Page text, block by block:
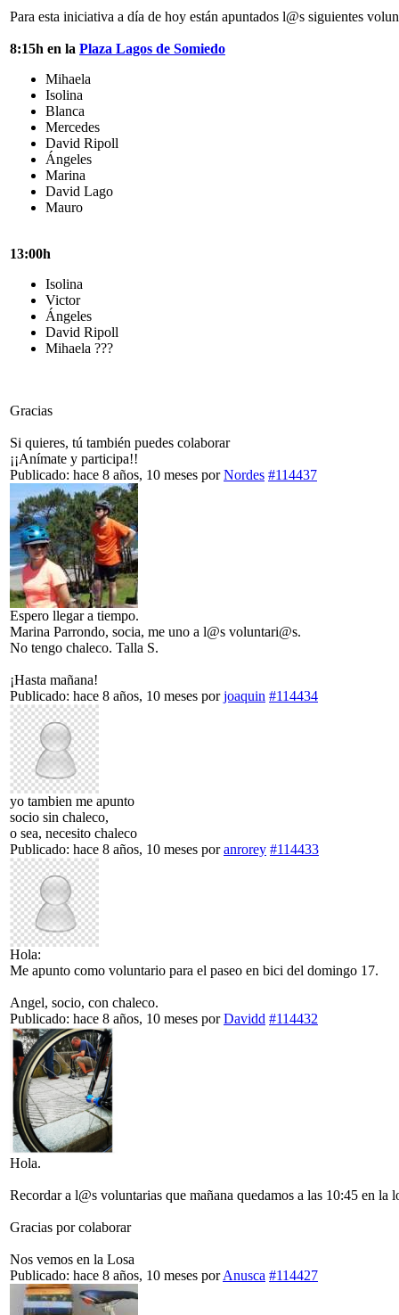
Para esta iniciativa a día de hoy están apuntados l@s siguientes
8:15h en la Plaza Lagos de Somiedo
Mihaela
Isolina
Blanca
Mercedes
David Ripoll
Ángeles
Marina
David Lago
Mauro
13:00h
Isolina
Victor
Ángeles
David Ripoll
Mihaela ???
Gracias
Si quieres, tú también puedes colaborar
¡¡Anímate y participa!!
Publicado: hace 8 años, 10 meses porNordes #114437
Espero llegar a tiempo.
Marina Parrondo, socia, me uno a l@s voluntari@s.
No tengo chaleco. Talla S.
¡Hasta mañana!
Publicado: hace 8 años, 10 meses porjoaquin #114434
yo tambien me apunto
socio sin chaleco,
o sea, necesito chaleco
Publicado: hace 8 años, 10 meses poranrorey #114433
Hola:
Me apunto como voluntario para el paseo en bici del domingo 17.
Angel, socio, con chaleco.
Publicado: hace 8 años, 10 meses porDavidd #114432
Hola.
Recordar a l@s voluntarias que mañana quedamos a las 10:45 en la
Gracias por colaborar
Nos vemos en la Losa
Publicado: hace 8 años, 10 meses porAnusca #114427